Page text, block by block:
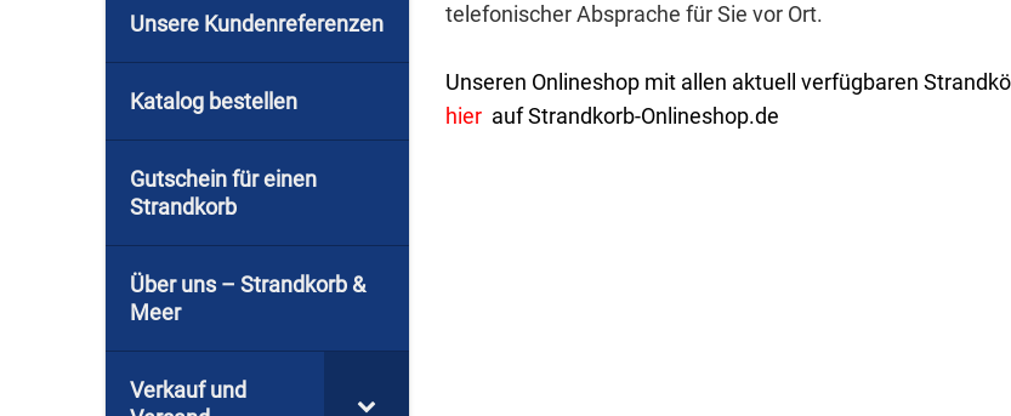
Unsere Kundenreferenzen
Katalog bestellen
Gutschein für einen
Strandkorb
Über uns – Strandkorb &
Meer
Verkauf und
telefonischer Absprache für Sie vor Ort.
Unseren Onlineshop mit allen aktuell verfügbaren
hier auf Strandkorb-Onlineshop.de